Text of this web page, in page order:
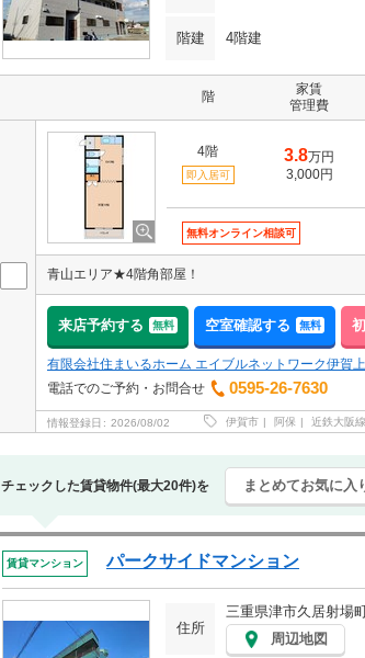
階建 4階建
階
家賃
管理費
4階
即入居可
3.8万円
3,000円
無料オンライン相談可
青山エリア★4階角部屋！
来店予約する 無料 空室確認する 無料
有限会社住まいるホーム エイブルネットワーク伊賀
電話でのご予約・お問合せ
0595-26-7630
情報登録日 2026/08/02 伊賀市 阿保 近鉄大阪線
チェックした賃貸物件(最大20件)を まとめてお気に入
賃貸マンション パークサイドマンション
住所
三重県津市久居射場
周辺地図